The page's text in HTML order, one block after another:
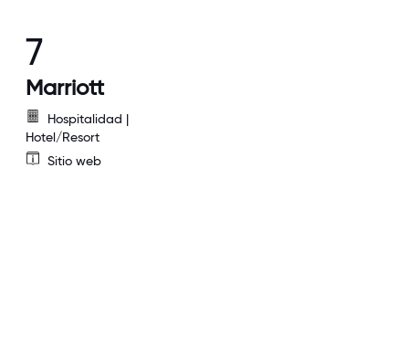
7
Marriott
Hospitalidad |
Hotel/Resort
Sitio web